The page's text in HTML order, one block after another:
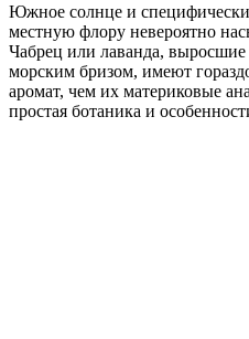
Южное солнце и
местную флору невероятно
Чабрец или лаванда,
морским бризом, имеют
аромат, чем их материковые
простая ботаника и